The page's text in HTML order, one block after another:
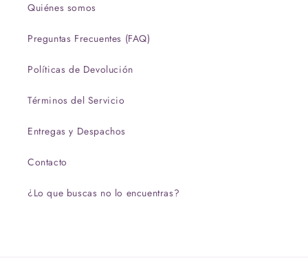
Quiénes somos
Preguntas Frecuentes (FAQ)
Políticas de Devolución
Términos del Servicio
Entregas y Despachos
Contacto
¿Lo que buscas no lo encuentras?